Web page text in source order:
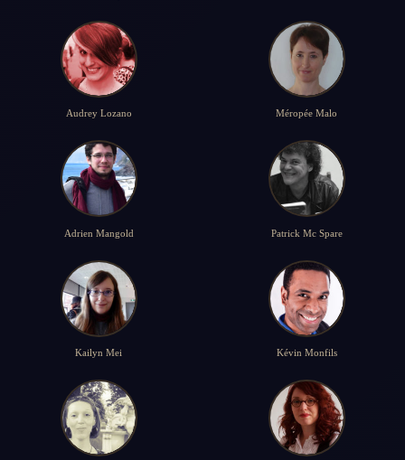
Audrey Lozano Méropée Malo
Adrien Mangold Patrick Mc Spare
Kailyn Mei Kévin Monfils